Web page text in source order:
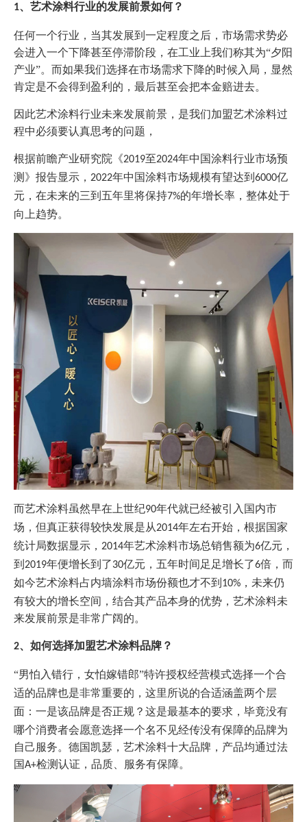
1、 艺术涂料行业的发展前景如何？
任何一个行业，当其发展到一定程度之后，市场需求势必
会进入一个下降甚至停滞阶段，在工业上我们称其为“夕阳
产业”。而如果我们选择在市场需求下降的时候入局，显然
肯定是不会得到盈利的，最后甚至会把本金赔进去。
因此艺术涂料行业未来发展前景，是我们加盟艺术涂料过
程中必须要认真思考的问题，
根据前瞻产业研究院《2019至2024年中国涂料行业市场预
测》报告显示， 2022年中国涂料市场规模有望达到 6000亿
元，在未来的三到五年里将保持7%的年增长率， 整体处于
向上趋势。
而艺术涂料虽然早在上世纪90年代就已经被引入国内市
场，但真正获得较快发展是从2014年左右开始，根据国家
统计局数据显示， 2014年艺术涂料市场总销售额为6亿元，
到 2019年便增长到了30亿元，五年时间足足增长了6倍，而
如今艺术涂料占内墙涂料市场份额也才不到 10% ，未来仍
有较大的增长空间，结合其产品本身的优势，艺术涂料未
来发展前景是非常广阔的。
2、 如何选择加盟艺术涂料品牌 ？
“男怕入错行，女怕嫁错郎”特许授权经营模式选择一个合
适的品牌也是非常重要的 ，这里所说的合适涵盖两个层
面：一是该品牌是否正规 ？ 这是最基本的要求，毕竟没有
哪个消费者会愿意选择一个名不见经传没有保障的品牌为
自己服务。德国凯瑟，艺术涂料十大品牌，产品均通过法
国A+检测认证，品质、服务有保障。